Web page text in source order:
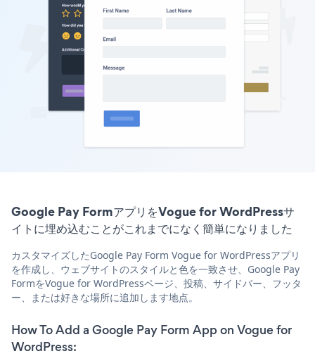
Google Pay FormアプリをVogue for WordPressサ
イトに埋め込むことがこれまでになく簡単になりました
カスタマイズしたGoogle Pay Form Vogue for WordPressアプリ
を作成し、ウェブサイトのスタイルと色を一致させ、Google Pay
FormをVogue for WordPressページ、投稿、サイドバー、フッタ
ー、または好きな場所に追加します地点。
How To Add a Google Pay Form App on Vogue for
WordPress: